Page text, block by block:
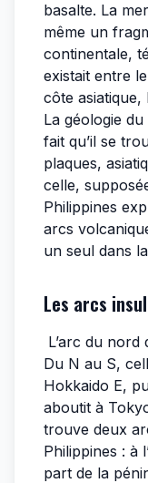
basalte. La
même un
continentale,
existait entre
côte
La géologie
fait qu’il se
plaques,
celle,
Philippines
arcs
un seul dans
Les arcs
L’arc du nord
Du N au S,
Hokkaido E,
aboutit à
trouve deux
Philippines : à
part de la